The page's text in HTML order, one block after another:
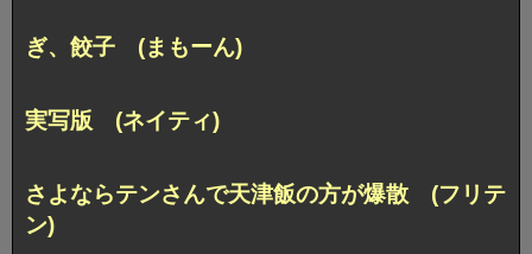
ぎ、餃子 (まもーん)
実写版 (ネイティ)
さよならテンさんで天津飯の方が爆散 (フリテ
ン)